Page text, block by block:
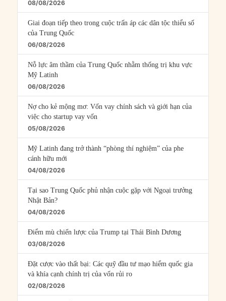
08/08/2026
Giai đoạn tiếp theo trong cuộc trấn áp các dân tộc thiểu số
của Trung Quốc
06/08/2026
Nỗ lực âm thầm của Trung Quốc nhằm thống trị khu vực
Mỹ Latinh
06/08/2026
Nợ cho kẻ mộng mơ: Vốn vay chính sách và giới hạn của
việc cho startup vay vốn
05/08/2026
Mỹ Latinh đang trở thành “phòng thí nghiệm” của phe
cánh hữu mới
04/08/2026
Tại sao Trung Quốc phủ nhận cuộc gặp với Ngoại trưởng
Nhật Bản?
04/08/2026
Điểm mù chiến lược của Trump tại Thái Bình Dương
03/08/2026
Đặt cược vào thất bại: Các quỹ đầu tư mạo hiểm quốc gia
và khía cạnh chính trị của vốn rủi ro
02/08/2026